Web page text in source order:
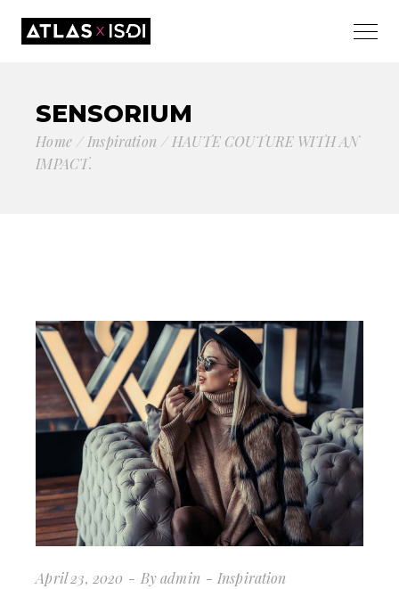
SENSORIUM
Home Inspiration
HAUTE COUTURE WITH AN
IMPACT.
April 23, 2020 Byadmin Inspiration